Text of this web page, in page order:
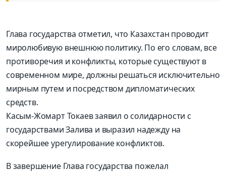
Глава государства отметил, что Казахстан проводит
миролюбивую внешнюю политику. По его словам, все
противоречия и конфликты, которые существуют в
современном мире, должны решаться исключительно
мирным путем и посредством дипломатических
средств.
Касым-Жомарт Токаев заявил о солидарности с
государствами Залива и выразил надежду на
скорейшее урегулирование конфликтов.
В завершение Глава государства пожелал